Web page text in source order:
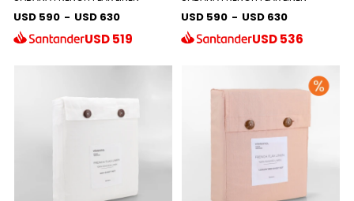
USD 590 - USD 630
USD519
USD 590 - USD 630
USD536